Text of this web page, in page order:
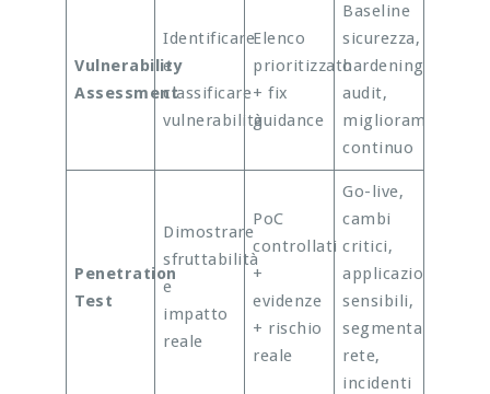
Vulnerability
Assessment
Identificare
e
classificare
vulnerabilità
Elenco
prioritizzato
+ fix
guidance
Baseline
sicurezza,
hardening,
audit,
miglioramento
continuo
Penetration
Test
Dimostrare
sfruttabilità
e
impatto
reale
PoC
controllati
+
evidenze
+ rischio
reale
Go-live,
cambi
critici,
applicazioni
sensibili,
segmentazione
rete,
incidenti